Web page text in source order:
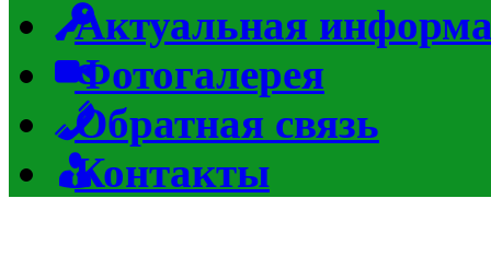
Актуальная
Фотогалерея
Обратная связь
Контакты